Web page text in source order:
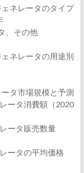
ネレータのタイプ
、その他
ネレータの用途別
タ市場規模と予測
ータ消費額（2020
ータ販売数量
ータの平均価格